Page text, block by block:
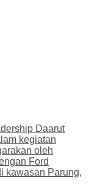
Daarut
kegiatan
oleh
Ford
kawasan Parung,